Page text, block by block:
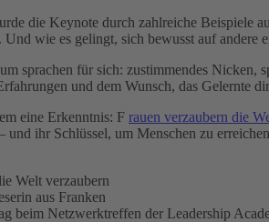
die Keynote durch zahlreiche Beispiele
Und wie es gelingt, sich bewusst auf andere
sprachen für sich: zustimmendes Nicken,
und dem Wunsch, das Gelernte
eine Erkenntnis: F rauen verzaubern die
und ihr Schlüssel, um Menschen zu
Welt verzaubern
aus Franken
beim Netzwerktreffen der Leadership